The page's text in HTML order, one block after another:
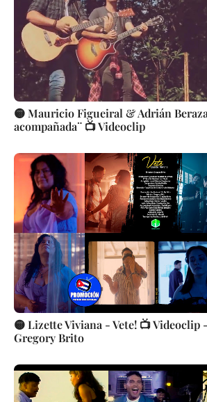
🟡 Mauricio Figueiral & Adrián
acompañada¨ 📺 Videoclip
🟡 Lizette Viviana - Vete! 📺 Videoclip
Gregory Brito